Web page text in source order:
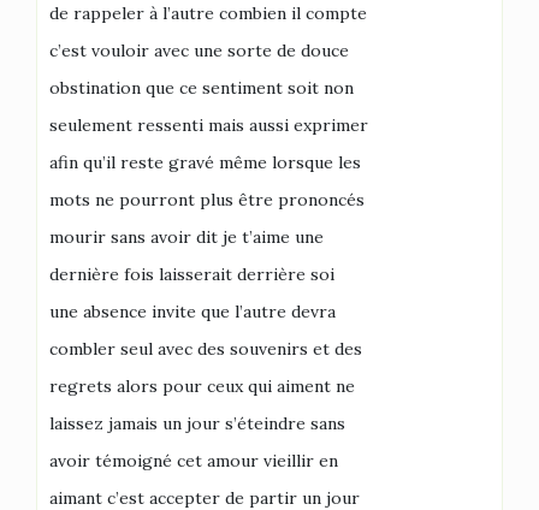
de rappeler à l’autre combien il compte
c’est vouloir avec une sorte de douce
obstination que ce sentiment soit non
seulement ressenti mais aussi exprimer
afin qu’il reste gravé même lorsque les
mots ne pourront plus être prononcés
mourir sans avoir dit je t’aime une
dernière fois laisserait derrière soi
une absence invite que l’autre devra
combler seul avec des souvenirs et des
regrets alors pour ceux qui aiment ne
laissez jamais un jour s’éteindre sans
avoir témoigné cet amour vieillir en
aimant c’est accepter de partir un jour